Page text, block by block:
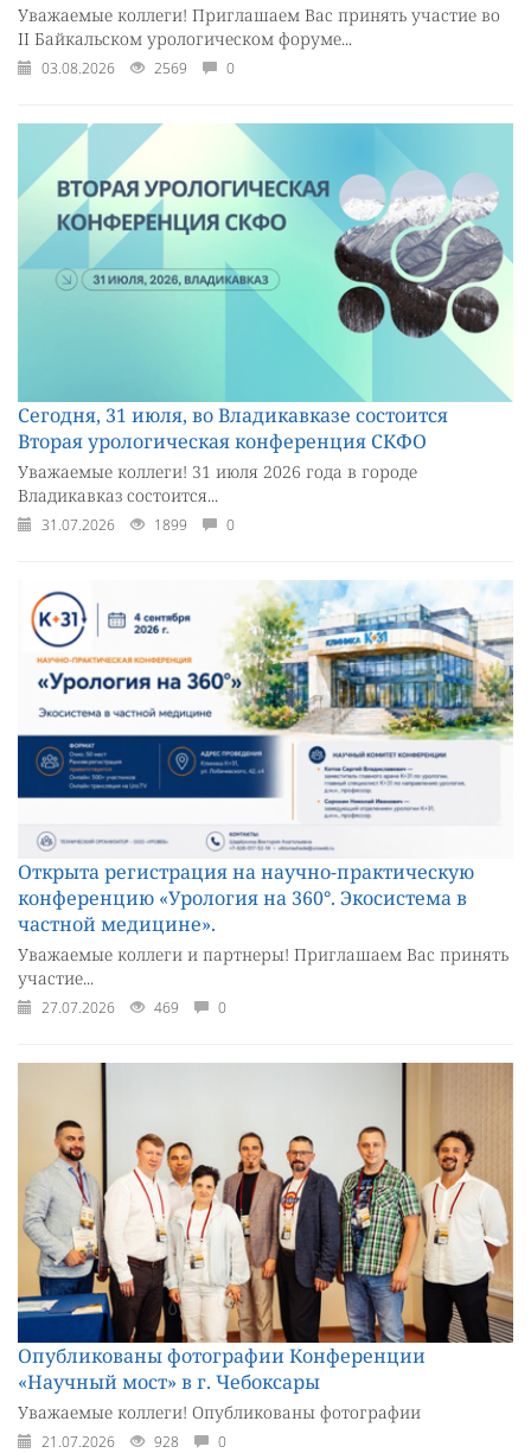
Уважаемые коллеги! Приглашаем Вас принять участие во
II Байкальском урологическом форуме...
03.08.2026 2569 0
Сегодня, 31 июля, во Владикавказе состоится
Вторая урологическая конференция СКФО
Уважаемые коллеги! 31 июля 2026 года в городе
Владикавказ состоится...
31.07.2026 1899 0
Открыта регистрация на научно-практическую
конференцию «Урология на 360°. Экосистема в
частной медицине».
Уважаемые коллеги и партнеры! Приглашаем Вас принять
участие...
27.07.2026 469 0
Опубликованы фотографии Конференции
«Научный мост» в г. Чебоксары
Уважаемые коллеги! Опубликованы фотографии
21.07.2026 928 0